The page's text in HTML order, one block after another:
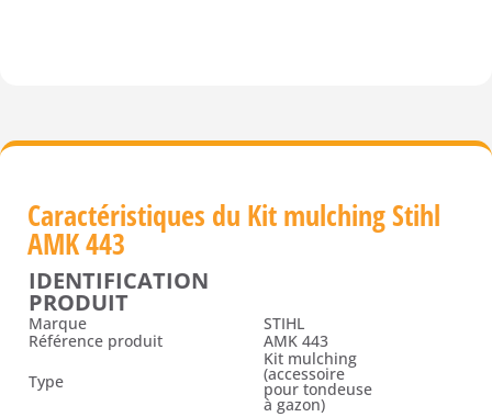
Caractéristiques du Kit mulching Stihl
AMK 443
IDENTIFICATION
PRODUIT
Marque
STIHL
Référence produit
AMK 443
Type
Kit mulching
(accessoire
pour tondeuse
à gazon)